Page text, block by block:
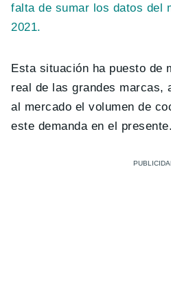
falta de sumar los datos del
2021.
Esta situación ha puesto de
real de las grandes marcas,
al mercado el volumen de
este demanda en el presente.